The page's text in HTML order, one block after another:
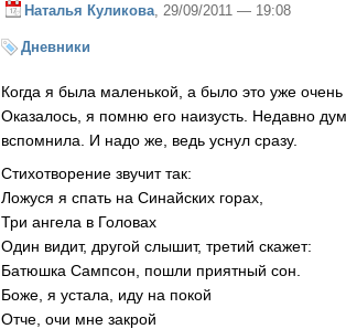
Наталья Куликова , 29/09/2011 — 19:08
Дневники
Когда я была маленькой, а было это уже
Оказалось, я помню его наизусть. Недавно
вспомнила. И надо же, ведь уснул сразу.
Стихотворение звучит так:
Ложуся я спать на Синайских горах,
Три ангела в Головах
Один видит, другой слышит, третий скажет:
Батюшка Сампсон, пошли приятный сон.
Боже, я устала, иду на покой
Отче, очи мне закрой